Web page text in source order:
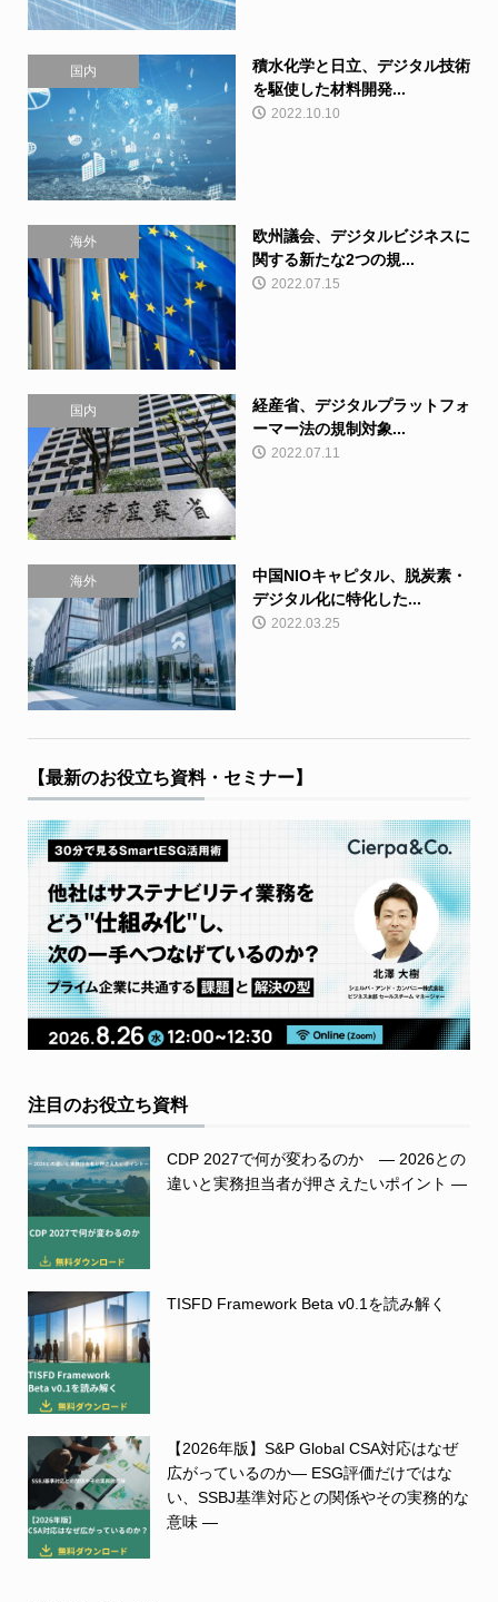
国内
積水化学と日立、デジタル技術
を駆使した材料開発...
2022.10.10
海外
欧州議会、デジタルビジネスに
関する新たな2つの規...
2022.07.15
国内
経産省、デジタルプラットフォ
ーマー法の規制対象...
2022.07.11
海外
中国NIOキャピタル、脱炭素・
デジタル化に特化した...
2022.03.25
【最新のお役立ち資料・セミナー】
注目のお役立ち資料
CDP 2027で何が変わるのか ― 2026との
違いと実務担当者が押さえたいポイント ―
TISFD Framework Beta v0.1を読み解く
【2026年版】S&P Global CSA対応はなぜ
広がっているのか― ESG評価だけではな
い、SSBJ基準対応との関係やその実務的な
意味 ―